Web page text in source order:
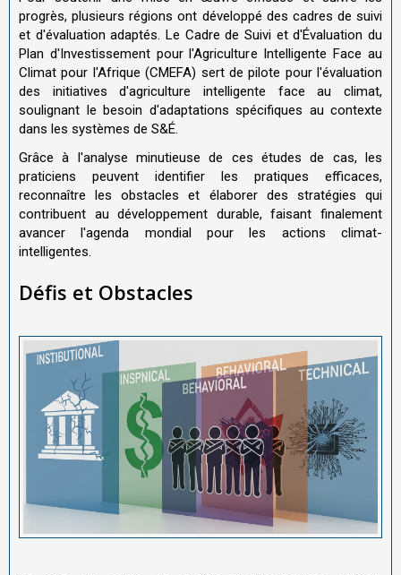
progrès, plusieurs régions ont développé des cadres de suivi
et d'évaluation adaptés. Le Cadre de Suivi et d'Évaluation du
Plan d'Investissement pour l'Agriculture Intelligente Face au
Climat pour l'Afrique (CMEFA) sert de pilote pour l'évaluation
des initiatives d'agriculture intelligente face au climat,
soulignant le besoin d'adaptations spécifiques au contexte
dans les systèmes de S&É.
Grâce à l'analyse minutieuse de ces études de cas, les
praticiens peuvent identifier les pratiques efficaces,
reconnaître les obstacles et élaborer des stratégies qui
contribuent au développement durable, faisant finalement
avancer l'agenda mondial pour les actions climat-
intelligentes.
Défis et Obstacles